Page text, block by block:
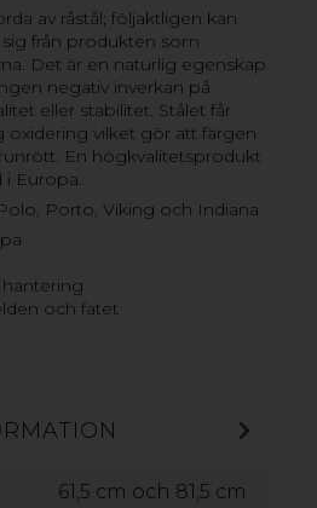
av råstål; följaktligen kan
sig från produkten som
Det är en naturlig egenskap
negativ inverkan på
eller stabilitet. Stålet får
oxidering vilket gör att färgen
En högkvalitetsprodukt
i Europa.
Porto, Viking och Indiana
och fatet
61,5 cm och 81,5 cm